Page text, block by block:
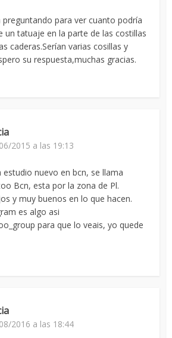
preguntando para ver cuanto podría
un tatuaje en la parte de las costillas
caderas.Serían varias cosillas y
su respuesta,muchas gracias.
2015 a las 19:13
nuevo en bcn, se llama
Bcn, esta por la zona de Pl.
y muy buenos en lo que hacen.
es algo asi
para que lo veais, yo quede
2016 a las 18:44